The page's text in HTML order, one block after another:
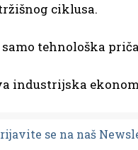
ciklusa.
tehnološka
industrijska
e se na naš